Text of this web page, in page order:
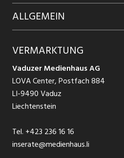
Firmen entdecken
Jobs in Graubünden
Jobs in St. Gallen
Jobs in Glarus
Jobs in der Südostschweiz
Temporär Jobs
Inserieren
Produkte
Schnittstelle
Glossar
Ratgeber Bewerbung / Rekrutierung
ALLGEMEIN
AGB
Datenschutzbestimmungen
Nutzungsbedingungen
Impressum
VERMARKTUNG
Vaduzer Medienhaus AG
LOVA Center, Postfach 884
LI-9490 Vaduz
Liechtenstein
Tel. +423 236 16 16
inserate@medienhaus.li